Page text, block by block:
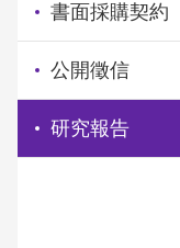
書面採購契約
公開徵信
研究報告